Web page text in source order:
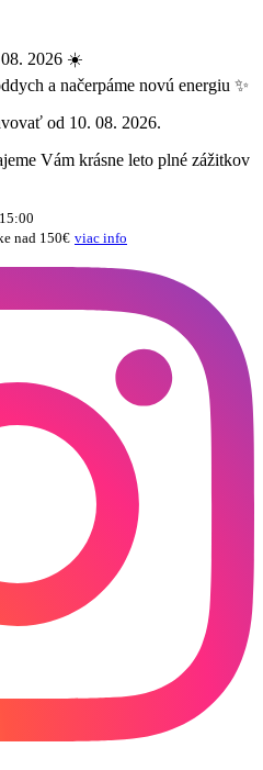
08. 2026 ☀️
a načerpáme novú energiu ✨
od 10. 08. 2026.
Vám krásne leto plné zážitkov
nad 150€ viac info